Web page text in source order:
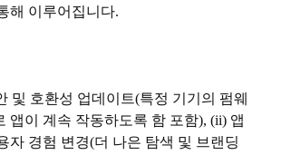
해 이루어집니다.
및 호환성 업데이트(특정 기기의 펌웨
앱이 계속 작동하도록 함 포함), (ii) 앱
자 경험 변경(더 나은 탐색 및 브랜딩